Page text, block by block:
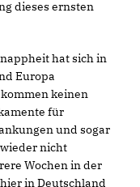
dieses ernsten
hat sich in
Europa
keinen
für
und sogar
nicht
Wochen in der
in Deutschland